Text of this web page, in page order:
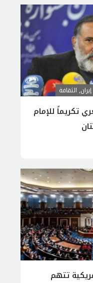
إيران, الثقافة
تكريماً للإمام
تتهم